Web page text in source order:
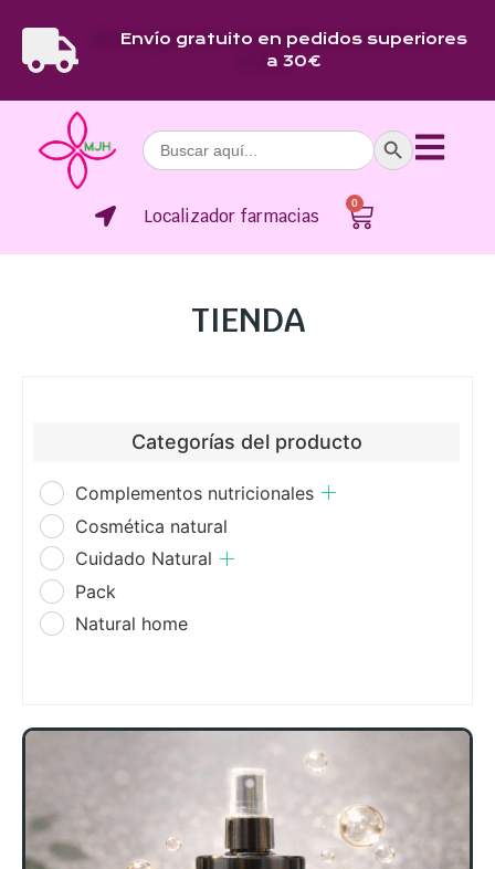
Envío gratuito en pedidos superiores
a 30€
Buscar: Botón de
Localizador farmacias
0
TIENDA
Categorías del producto
Complementos nutricionales
Cosmética natural
Cuidado Natural
Pack
Natural home